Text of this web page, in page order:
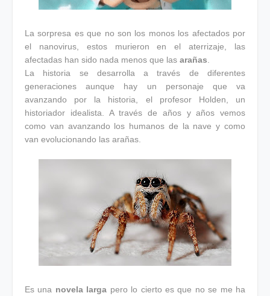
La sorpresa es que no son los monos los afectados por
el nanovirus, estos murieron en el aterrizaje, las
afectadas han sido nada menos que las arañas
La historia se desarrolla a través de diferentes
generaciones aunque hay un personaje que va
avanzando por la historia, el profesor Holden, un
historiador idealista. A través de años y años vemos
como van avanzando los humanos de la nave y como
van evolucionando las arañas.
Es una novela larga pero lo cierto es que no se me ha